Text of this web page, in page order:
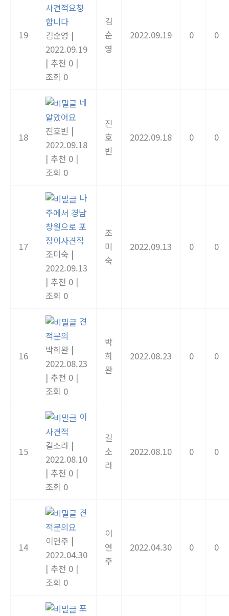
19
사견적요청
합니다
김순영 |
2022.09.19
| 추천 0 |
조회 0
김
순
영
2022.09.19 0 0
18
네
알았어요
진호빈 |
2022.09.18
| 추천 0 |
조회 0
진
호
빈
2022.09.18 0 0
17
나
주에서 경남
창원으로 포
장이사견적
조미숙 |
2022.09.13
| 추천 0 |
조회 0
조
미
숙
2022.09.13 0 0
16
견
적문의
박희완 |
2022.08.23
| 추천 0 |
조회 0
박
희
완
2022.08.23 0 0
15
이
사견적
길소라 |
2022.08.10
| 추천 0 |
조회 0
길
소
라
2022.08.10 0 0
14
견
적문의요
이연주 |
2022.04.30
| 추천 0 |
조회 0
이
연
주
2022.04.30 0 0
포